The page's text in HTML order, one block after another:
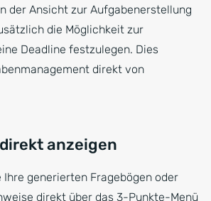
der Ansicht zur Aufgabenerstellung
die Möglichkeit zur
Deadline festzulegen. Dies
direkt von
anzeigen
generierten Fragebögen oder
direkt über das 3-Punkte-Menü